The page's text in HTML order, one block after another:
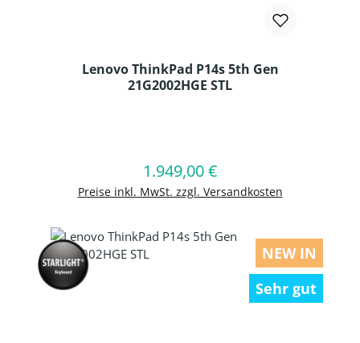
Lenovo ThinkPad P14s 5th Gen
21G2002HGE STL
Regulärer Preis:
1.949,00 €
Preise inkl. MwSt. zzgl. Versandkosten
In den Warenkorb
NEW IN
Sehr gut